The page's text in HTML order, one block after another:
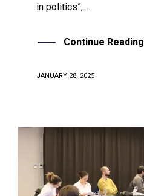
in politics”,...
Continue Reading
JANUARY 28, 2025